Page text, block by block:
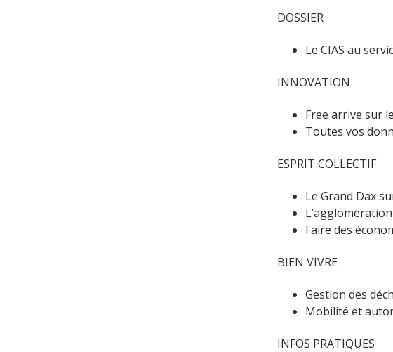
DOSSIER
Le CIAS au
INNOVATION
Free arrive sur
Toutes vos
ESPRIT COLLECTIF
Le Grand Dax
Faire des
BIEN VIVRE
Gestion des
Mobilité et
INFOS PRATIQUES